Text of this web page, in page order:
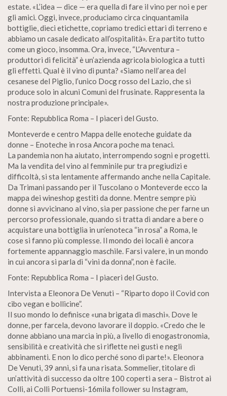
estate. «L’idea — dice — era quella di fare il vino per noi e per
gli amici. Oggi, invece, produciamo circa cinquantamila
bottiglie, dieci etichette, copriamo tredici ettari di terreno e
abbiamo un casale dedicato all’ospitalità». Era partito tutto
come un gioco, insomma. Ora, invece, “L’Avventura –
produttori di felicità” è un’azienda agricola biologica a tutti
gli effetti. Qual è il vino di punta? «Siamo nell’area del
cesanese del Piglio, l’unico Docg rosso del Lazio, che si
produce solo in alcuni Comuni del frusinate. Rappresenta la
nostra produzione principale».
Fonte: Repubblica Roma – I piaceri del Gusto.
Monteverde e centro Mappa delle enoteche guidate da
donne – Enoteche in rosa Ancora poche ma tenaci.
La pandemia non ha aiutato, interrompendo sogni e progetti.
Ma la vendita del vino al femminile pur tra pregiudizi e
difficoltà, si sta lentamente affermando anche nella Capitale.
Da Trimani passando per il Tuscolano o Monteverde ecco la
mappa dei wineshop gestiti da donne. Mentre sempre più
donne si avvicinano al vino, sia per passione che per farne un
percorso professionale, quando si tratta di andare a bere o
acquistare una bottiglia in un’enoteca “in rosa” a Roma, le
cose si fanno più complesse. Il mondo dei locali è ancora
fortemente appannaggio maschile. Farsi valere, in un mondo
in cui ancora si parla di “vini da donna”, non è facile.
Fonte: Repubblica Roma – I piaceri del Gusto.
Intervista a Eleonora De Venuti – “Riparto dopo il Covid con
cibo vegan e bollicine”.
Il suo mondo lo definisce «una brigata di maschi». Dove le
donne, per farcela, devono lavorare il doppio. «Credo che le
donne abbiano una marcia in più, a livello di enogastronomia,
sensibilità e creatività che si riflette nei gusti e negli
abbinamenti. E non lo dico perché sono di parte!». Eleonora
De Venuti, 39 anni, si fa una risata. Sommelier, titolare di
un’attività di successo da oltre 100 coperti a sera – Bistrot ai
Colli, ai Colli Portuensi-16mila follower su Instagram,